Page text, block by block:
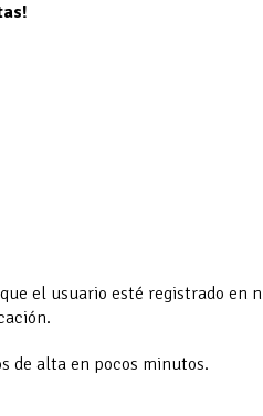
el usuario esté registrado en
de alta en pocos minutos.